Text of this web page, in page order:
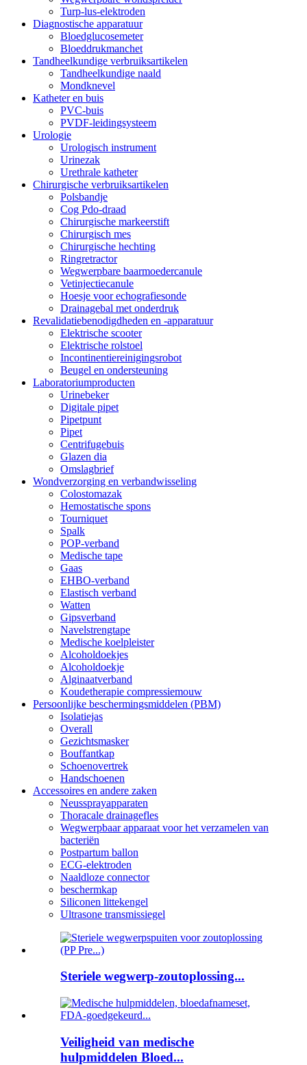
Turp-lus-elektroden
Diagnostische apparatuur
Bloedglucosemeter
Bloeddrukmanchet
Tandheelkundige verbruiksartikelen
Tandheelkundige naald
Mondknevel
Katheter en buis
PVC-buis
PVDF-leidingsysteem
Urologie
Urologisch instrument
Urinezak
Urethrale katheter
Chirurgische verbruiksartikelen
Polsbandje
Cog Pdo-draad
Chirurgische markeerstift
Chirurgisch mes
Chirurgische hechting
Ringretractor
Wegwerpbare baarmoedercanule
Vetinjectiecanule
Hoesje voor echografiesonde
Drainagebal met onderdruk
Revalidatiebenodigdheden en -apparatuur
Elektrische scooter
Elektrische rolstoel
Incontinentiereinigingsrobot
Beugel en ondersteuning
Laboratoriumproducten
Urinebeker
Digitale pipet
Pipetpunt
Pipet
Centrifugebuis
Glazen dia
Omslagbrief
Wondverzorging en verbandwisseling
Colostomazak
Hemostatische spons
Tourniquet
Spalk
POP-verband
Medische tape
Gaas
EHBO-verband
Elastisch verband
Watten
Gipsverband
Navelstrengtape
Medische koelpleister
Alcoholdoekjes
Alcoholdoekje
Alginaatverband
Koudetherapie compressiemouw
Persoonlijke beschermingsmiddelen (PBM)
Isolatiejas
Overall
Gezichtsmasker
Bouffantkap
Schoenovertrek
Handschoenen
Accessoires en andere zaken
Neussprayapparaten
Thoracale drainagefles
Wegwerpbaar apparaat voor het verzamelen van
bacteriën
Postpartum ballon
ECG-elektroden
Naaldloze connector
beschermkap
Siliconen littekengel
Ultrasone transmissiegel
Steriele wegwerp-zoutoplossing...
Veiligheid van medische
hulpmiddelen Bloed...